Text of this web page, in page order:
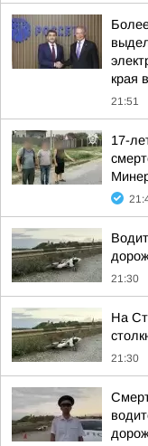
края
21:51
17-
21:30
На
21:30